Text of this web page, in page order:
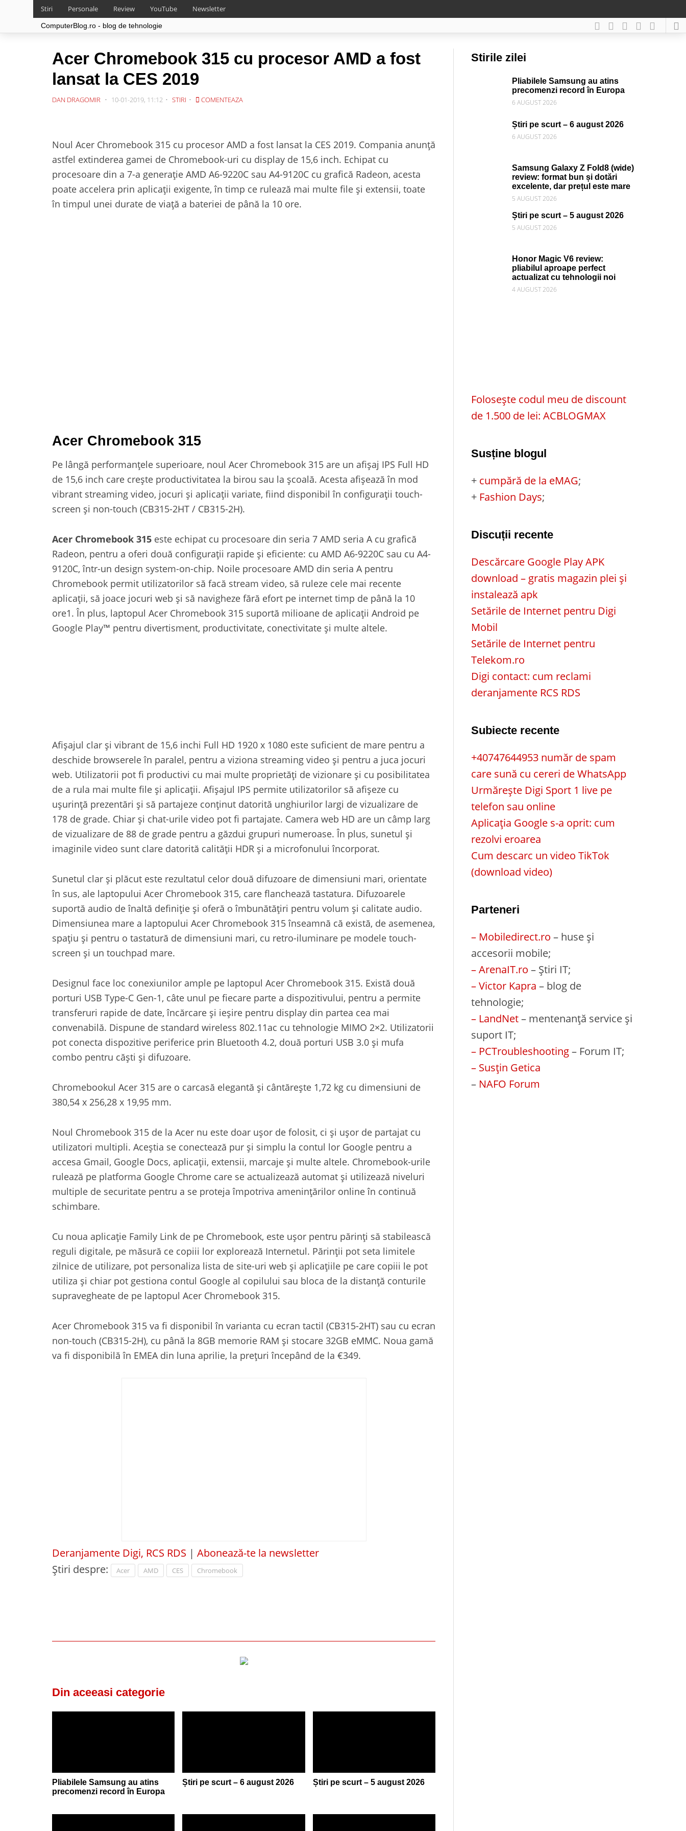
Stiri Personale Review YouTube Newsletter
ComputerBlog.ro - blog de tehnologie
Acer Chromebook 315 cu procesor AMD a fost
lansat la CES 2019
DAN DRAGOMIR 10-01-2019, 11:12 STIRI COMENTEAZA
Noul Acer Chromebook 315 cu procesor AMD a fost lansat la CES 2019. Compania anunță
astfel extinderea gamei de Chromebook-uri cu display de 15,6 inch. Echipat cu
procesoare din a 7-a generație AMD A6-9220C sau A4-9120C cu grafică Radeon, acesta
poate accelera prin aplicații exigente, în timp ce rulează mai multe file și extensii, toate
în timpul unei durate de viață a bateriei de până la 10 ore.
Acer Chromebook 315
Pe lângă performanțele superioare, noul Acer Chromebook 315 are un afișaj IPS Full HD
de 15,6 inch care crește productivitatea la birou sau la școală. Acesta afișează în mod
vibrant streaming video, jocuri și aplicații variate, fiind disponibil în configurații touch-
screen și non-touch (CB315-2HT / CB315-2H).
Acer Chromebook 315 este echipat cu procesoare din seria 7 AMD seria A cu grafică
Radeon, pentru a oferi două configurații rapide și eficiente: cu AMD A6-9220C sau cu A4-
9120C, într-un design system-on-chip. Noile procesoare AMD din seria A pentru
Chromebook permit utilizatorilor să facă stream video, să ruleze cele mai recente
aplicații, să joace jocuri web și să navigheze fără efort pe internet timp de până la 10
ore1. În plus, laptopul Acer Chromebook 315 suportă milioane de aplicații Android pe
Google Play™ pentru divertisment, productivitate, conectivitate și multe altele.
Afișajul clar și vibrant de 15,6 inchi Full HD 1920 x 1080 este suficient de mare pentru a
deschide browserele în paralel, pentru a viziona streaming video și pentru a juca jocuri
web. Utilizatorii pot fi productivi cu mai multe proprietăți de vizionare și cu posibilitatea
de a rula mai multe file și aplicații. Afișajul IPS permite utilizatorilor să afișeze cu
ușurință prezentări și să partajeze conținut datorită unghiurilor largi de vizualizare de
178 de grade. Chiar și chat-urile video pot fi partajate. Camera web HD are un câmp larg
de vizualizare de 88 de grade pentru a găzdui grupuri numeroase. În plus, sunetul și
imaginile video sunt clare datorită calității HDR și a microfonului încorporat.
Sunetul clar și plăcut este rezultatul celor două difuzoare de dimensiuni mari, orientate
în sus, ale laptopului Acer Chromebook 315, care flanchează tastatura. Difuzoarele
suportă audio de înaltă definiție și oferă o îmbunătățiri pentru volum și calitate audio.
Dimensiunea mare a laptopului Acer Chromebook 315 înseamnă că există, de asemenea,
spațiu și pentru o tastatură de dimensiuni mari, cu retro-iluminare pe modele touch-
screen și un touchpad mare.
Designul face loc conexiunilor ample pe laptopul Acer Chromebook 315. Există două
porturi USB Type-C Gen-1, câte unul pe fiecare parte a dispozitivului, pentru a permite
transferuri rapide de date, încărcare și ieșire pentru display din partea cea mai
convenabilă. Dispune de standard wireless 802.11ac cu tehnologie MIMO 2×2. Utilizatorii
pot conecta dispozitive periferice prin Bluetooth 4.2, două porturi USB 3.0 și mufa
combo pentru căști și difuzoare.
Chromebookul Acer 315 are o carcasă elegantă și cântărește 1,72 kg cu dimensiuni de
380,54 x 256,28 x 19,95 mm.
Noul Chromebook 315 de la Acer nu este doar ușor de folosit, ci și ușor de partajat cu
utilizatori multipli. Aceștia se conectează pur și simplu la contul lor Google pentru a
accesa Gmail, Google Docs, aplicații, extensii, marcaje și multe altele. Chromebook-urile
rulează pe platforma Google Chrome care se actualizează automat și utilizează niveluri
multiple de securitate pentru a se proteja împotriva amenințărilor online în continuă
schimbare.
Cu noua aplicație Family Link de pe Chromebook, este ușor pentru părinți să stabilească
reguli digitale, pe măsură ce copiii lor explorează Internetul. Părinții pot seta limitele
zilnice de utilizare, pot personaliza lista de site-uri web și aplicațiile pe care copiii le pot
utiliza și chiar pot gestiona contul Google al copilului sau bloca de la distanță conturile
supravegheate de pe laptopul Acer Chromebook 315.
Acer Chromebook 315 va fi disponibil în varianta cu ecran tactil (CB315-2HT) sau cu ecran
non-touch (CB315-2H), cu până la 8GB memorie RAM și stocare 32GB eMMC. Noua gamă
va fi disponibilă în EMEA din luna aprilie, la prețuri începând de la €349.
Deranjamente Digi, RCS RDS | Abonează-te la newsletter
Știri despre:
Acer AMD CES Chromebook
Din aceeasi categorie
Pliabilele Samsung au atins
precomenzi record în Europa
Știri pe scurt – 6 august 2026 Știri pe scurt – 5 august 2026
Stirile zilei
Pliabilele Samsung au atins
precomenzi record în Europa
6 AUGUST 2026
Știri pe scurt – 6 august 2026
6 AUGUST 2026
Samsung Galaxy Z Fold8 (wide)
review: format bun și dotări
excelente, dar prețul este mare
5 AUGUST 2026
Știri pe scurt – 5 august 2026
5 AUGUST 2026
Honor Magic V6 review:
pliabilul aproape perfect
actualizat cu tehnologii noi
4 AUGUST 2026
Folosește codul meu de discount
de 1.500 de lei: ACBLOGMAX
Susține blogul
+ cumpără de la eMAG;
+ Fashion Days;
Discuții recente
Descărcare Google Play APK
download – gratis magazin plei și
instalează apk
Setările de Internet pentru Digi
Mobil
Setările de Internet pentru
Telekom.ro
Digi contact: cum reclami
deranjamente RCS RDS
Subiecte recente
+40747644953 număr de spam
care sună cu cereri de WhatsApp
Urmărește Digi Sport 1 live pe
telefon sau online
Aplicația Google s-a oprit: cum
rezolvi eroarea
Cum descarc un video TikTok
(download video)
Parteneri
– Mobiledirect.ro – huse și
accesorii mobile;
– ArenaIT.ro – Știri IT;
– Victor Kapra – blog de
tehnologie;
– LandNet– mentenanță service și
suport IT;
– PCTroubleshooting– Forum IT;
– Susțin Getica
– NAFO Forum